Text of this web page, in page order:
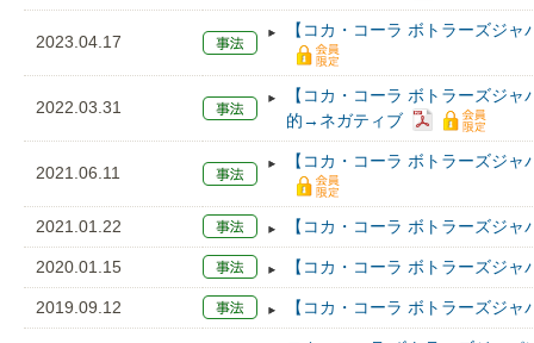
2023.04.17
【コカ・コーラ ボトラーズジ
2022.03.31
【コカ・コーラ ボトラーズジ
的→ネガティブ
2021.06.11
【コカ・コーラ ボトラーズジ
2021.01.22 【コカ・コーラ ボトラーズジ
2020.01.15 【コカ・コーラ ボトラーズジ
2019.09.12 【コカ・コーラ ボトラーズジ